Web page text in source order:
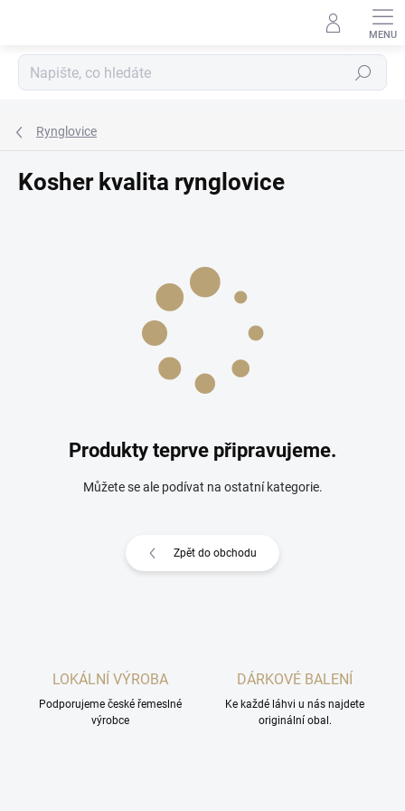
Hledat
Rynglovice
Kosher kvalita rynglovice
Produkty teprve připravujeme.
Můžete se ale podívat na ostatní kategorie.
Zpět do obchodu
LOKÁLNÍ VÝROBA
Podporujeme české řemeslné
výrobce
DÁRKOVÉ BALENÍ
Ke každé láhvi u nás najdete
originální obal.